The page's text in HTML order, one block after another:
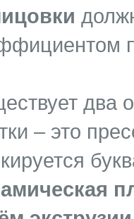
два
– это